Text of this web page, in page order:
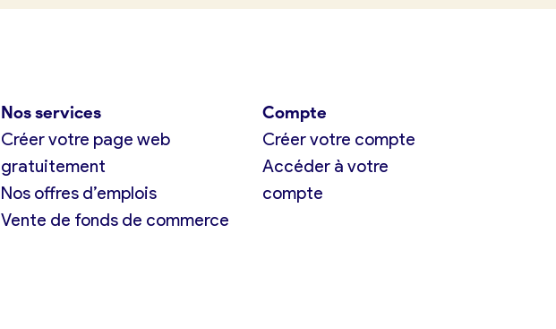
Nos services
Créer votre page web
gratuitement
Nos offres d’emplois
Vente de fonds de commerce
Compte
Créer votre compte
Accéder à votre
compte